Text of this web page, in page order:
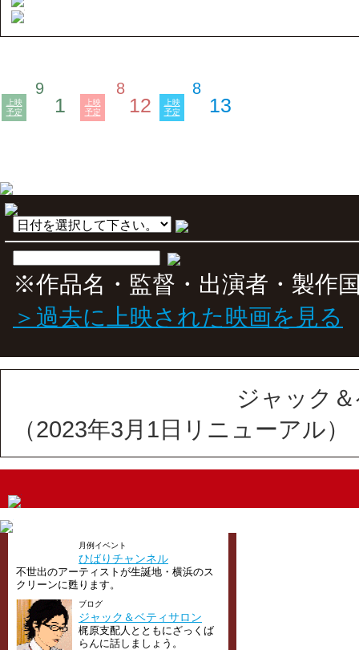
上映
予定
9
1
上映
予定
8
12
上映
予定
8
13
※作品名・監督・出演者・製作
＞過去に上映された映画を見る
ジャック
（2023年3月1日リニューアル）
月例イベント
ひばりチャンネル
不世出のアーティストが生誕地・横浜のス
クリーンに甦ります。
ブログ
ジャック＆ベティサロン
梶原支配人とともにざっくば
らんに話しましょう。